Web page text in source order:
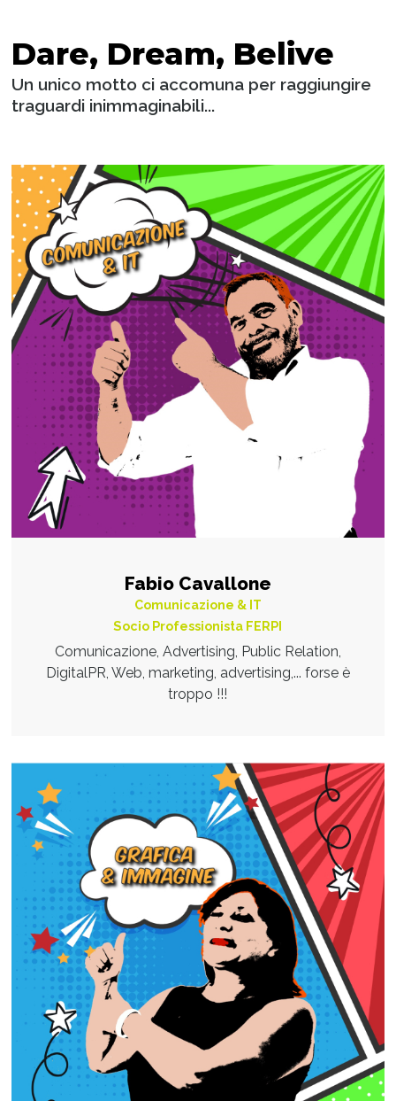
Dare, Dream, Belive
Un unico motto ci accomuna per raggiungire
traguardi inimmaginabili...
Fabio Cavallone
Comunicazione & IT
Socio Professionista FERPI
Comunicazione, Advertising, Public Relation,
DigitalPR, Web, marketing, advertising,... forse è
troppo !!!